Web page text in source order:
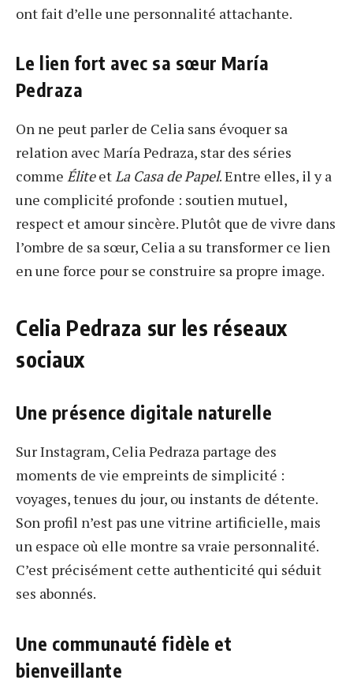
ont fait d’elle une personnalité attachante.
Le lien fort avec sa sœur María
Pedraza
On ne peut parler de Celia sans évoquer sa
relation avec María Pedraza, star des séries
comme ÉliteetLa Casa de Papel. Entre elles, il y a
une complicité profonde : soutien mutuel,
respect et amour sincère. Plutôt que de vivre dans
l’ombre de sa sœur, Celia a su transformer ce lien
en une force pour se construire sa propre image.
Celia Pedraza sur les réseaux
sociaux
Une présence digitale naturelle
Sur Instagram, Celia Pedraza partage des
moments de vie empreints de simplicité :
voyages, tenues du jour, ou instants de détente.
Son profil n’est pas une vitrine artificielle, mais
un espace où elle montre sa vraie personnalité.
C’est précisément cette authenticité qui séduit
ses abonnés.
Une communauté fidèle et
bienveillante